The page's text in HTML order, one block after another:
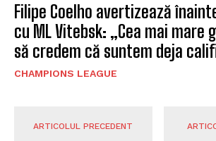
Filipe Coelho avertizează
cu ML Vitebsk: „Cea mai mare
să credem că suntem deja
CHAMPIONS LEAGUE
ARTICOLUL PRECEDENT